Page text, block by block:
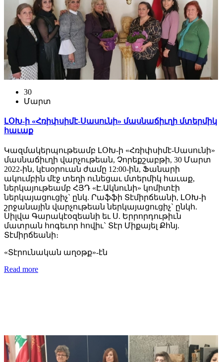
30
Մարտ
ԼՕԽ-ի «Հռիփսիմէ-Սասունի» մասնաճիւղի մտերմիկ
հաւաք
Կազմակերպութեամբ ԼՕԽ-ի «Հռիփսիմէ-Սասունի»
մասնաճիւղի վարչութեան, Չորեքշաբթի, 30 Մարտ
2022-ին, կէսօրուան ժամը 12:00-ին, Ֆանարի
ակումբին մէջ տեղի ունեցաւ մտերմիկ հաւաք,
ներկայութեամբ ՀՅԴ «Է.Ակնունի» կոմիտէի
ներկայացուցիչ` ընկ. Րաֆֆի Տէմիրճեանի, ԼՕԽ-ի
շրջանային վարչութեան ներկայացուցիչ` ընկհ.
Սիլվա Գարակէօզեանի եւ Ս. Երրորդութիւն
մատրան հոգեւոր հովիւ` Տէր Միքայել Քհնյ.
Տէմիրճեանի։
«Տէրունական աղօթք»-էն
Read more